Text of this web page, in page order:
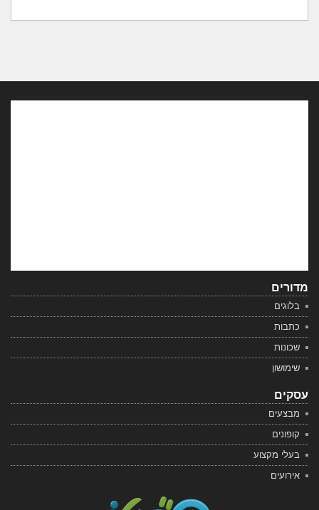
מדורים
בלוגים
כתבות
שכונות
שימושון
עסקים
מבצעים
קופונים
בעלי מקצוע
אירועים